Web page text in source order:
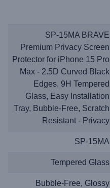
SP-15MA BRAVE
Premium Privacy Screen
Protector for iPhone 15 Pro
Max - 2.5D Curved Black
Edges, 9H Tempered
Glass, Easy Installation
Tray, Bubble-Free, Scratch
Resistant - Privacy
SP-15MA
Tempered Glass
Bubble-Free, Glossy